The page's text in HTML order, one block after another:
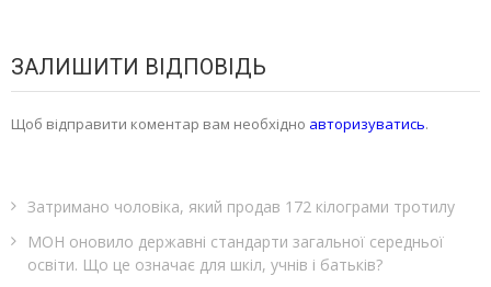
ЗАЛИШИТИ ВІДПОВІДЬ
Щоб відправити коментар вам необхідно авторизуватись.
Затримано чоловіка, який продав 172 кілограми тротилу
МОН оновило державні стандарти загальної середньої
освіти. Що це означає для шкіл, учнів і батьків?